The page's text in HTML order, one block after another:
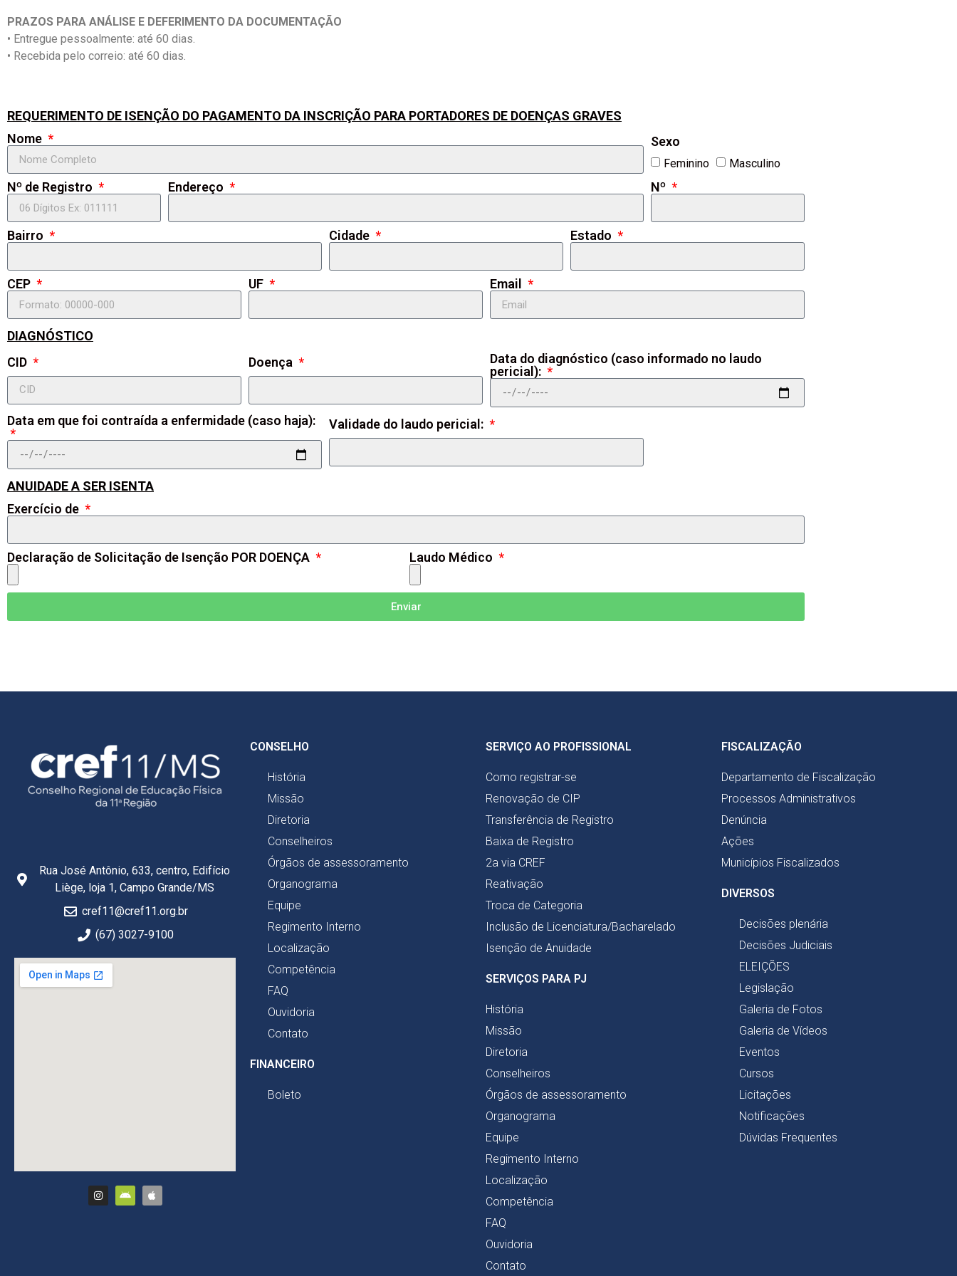
PRAZOS PARA ANÁLISE E DEFERIMENTO DA DOCUMENTAÇÃO
• Entregue pessoalmente: até 60 dias.
• Recebida pelo correio: até 60 dias.
REQUERIMENTO DE ISENÇÃO DO PAGAMENTO DA INSCRIÇÃO PARA PORTADORES DE DOENÇAS GRAVES
Nome
Sexo
Feminino Masculino
Nº de Registro Endereço Nº
Bairro Cidade Estado
CEP UF Email
DIAGNÓSTICO
CID
Doença
Data do diagnóstico (caso informado no laudo
pericial):
Data em que foi contraída a enfermidade (caso haja): Validade do laudo pericial:
ANUIDADE A SER ISENTA
Exercício de
Declaração de Solicitação de Isenção POR DOENÇA Laudo Médico
Enviar
Rua José Antônio, 633, centro, Edifício
Liège, loja 1, Campo Grande/MS
cref11@cref11.org.br
(67) 3027-9100
CONSELHO
História
Missão
Diretoria
Conselheiros
Órgãos de assessoramento
Organograma
Equipe
Regimento Interno
Localização
Competência
FAQ
Ouvidoria
Contato
FINANCEIRO
Boleto
SERVIÇO AO PROFISSIONAL
Como registrar-se
Renovação de CIP
Transferência de Registro
Baixa de Registro
2a via CREF
Reativação
Troca de Categoria
Inclusão de Licenciatura/Bacharelado
Isenção de Anuidade
SERVIÇOS PARA PJ
História
Missão
Diretoria
Conselheiros
Órgãos de assessoramento
Organograma
Equipe
Regimento Interno
Localização
Competência
FAQ
Ouvidoria
Contato
FISCALIZAÇÃO
Departamento de Fiscalização
Processos Administrativos
Denúncia
Ações
Municípios Fiscalizados
DIVERSOS
Decisões plenária
Decisões Judiciais
ELEIÇÕES
Legislação
Galeria de Fotos
Galeria de Vídeos
Eventos
Cursos
Licitações
Notificações
Dúvidas Frequentes